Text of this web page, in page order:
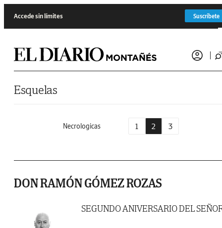
Accede sin límites Suscríbete
Esquelas
Necrologicas 1 2 3
DON RAMÓN GÓMEZ ROZAS
SEGUNDO ANIVERSARIO DEL